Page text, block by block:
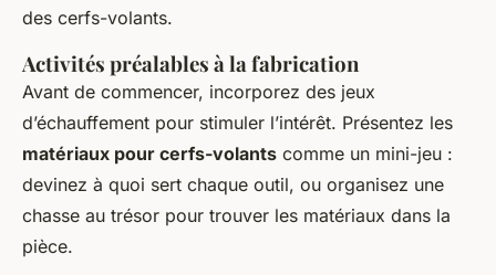
des cerfs-volants.
Activités préalables à la fabrication
Avant de commencer, incorporez des jeux
d’échauffement pour stimuler l’intérêt. Présentez les
matériaux pour cerfs-volants comme un mini-jeu :
devinez à quoi sert chaque outil, ou organisez une
chasse au trésor pour trouver les matériaux dans la
pièce.